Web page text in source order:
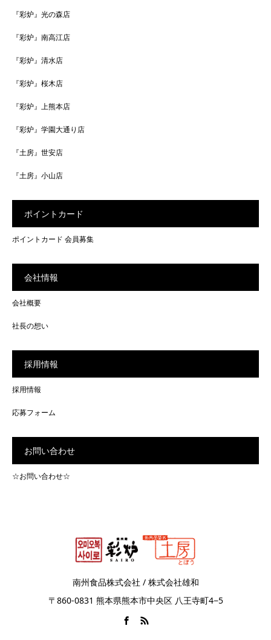
『彩炉』光の森店
『彩炉』南高江店
『彩炉』清水店
『彩炉』桜木店
『彩炉』上熊本店
『彩炉』学園大通り店
『土房』世安店
『土房』小山店
ポイントカード
ポイントカード 会員募集
会社情報
会社概要
社長の想い
採用情報
採用情報
応募フォーム
お問い合わせ
☆お問い合わせ☆
南州食品株式会社 / 株式会社雄和
〒860-0831 熊本県熊本市中央区 八王寺町4−5